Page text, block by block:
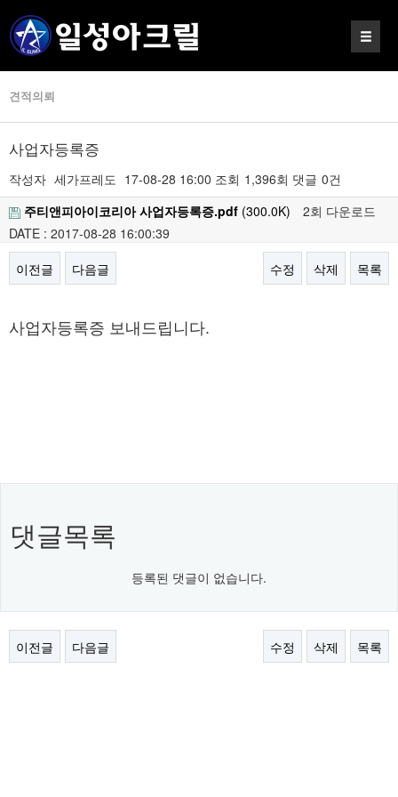
견적의뢰
사업자등록증
작성자 세가프레도 17-08-28 16:00 조회 1,396회 댓글 0건
주티앤피아이코리아 사업자등록증.pdf (300.0K)
2회 다운로드
DATE : 2017-08-28 16:00:39
이전글
다음글 수정 삭제 목록
본문
사업자등록증 보내드립니다.
댓글목록
등록된 댓글이 없습니다.
이전글 다음글 수정 삭제 목록